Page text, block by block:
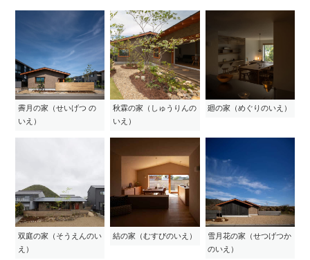
霽月の家（せいげつ の
いえ）
秋霖の家（しゅうりんの
いえ）
廻の家（めぐりのいえ）
双庭の家（そうえんのい
え）
結の家（むすびのいえ）
雪月花の家（せつげつか
のいえ）